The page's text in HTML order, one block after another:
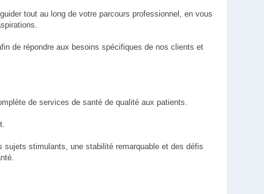
tout au long de votre parcours professionnel, en vous
de répondre aux besoins spécifiques de nos clients et
de services de santé de qualité aux patients.
stimulants, une stabilité remarquable et des défis